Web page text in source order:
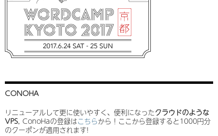
CONOHA
リニューアルして更に使いやすく、便利になったクラウドのような
VPS, ConoHaの登録はこちらから！ここから登録すると1000円分
のクーポンが適用されます!